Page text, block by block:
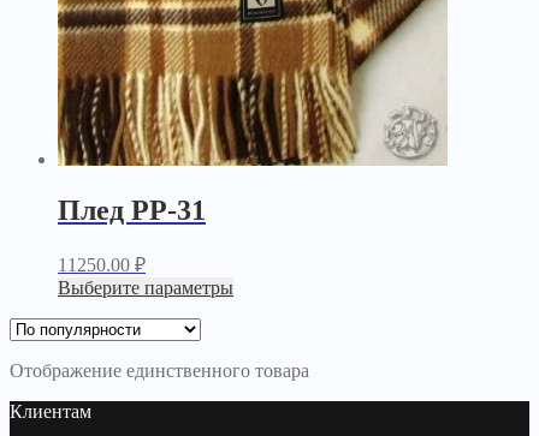
Плед PP-31
11250.00 ₽
Выберите параметры
Отображение единственного товара
Клиентам